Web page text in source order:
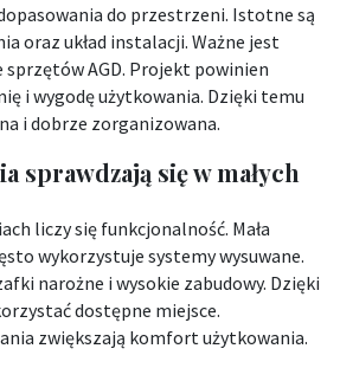
do przestrzeni. Istotne są
oraz układ instalacji. Ważne jest
AGD. Projekt powinien
i wygodę użytkowania. Dzięki temu
i dobrze zorganizowana.
sprawdzają się w małych
liczy się funkcjonalność. Mała
wykorzystuje systemy wysuwane.
narożne i wysokie zabudowy. Dzięki
dostępne miejsce.
zwiększają komfort użytkowania.